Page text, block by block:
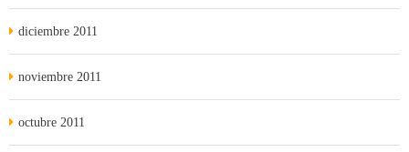
diciembre 2011
noviembre 2011
octubre 2011